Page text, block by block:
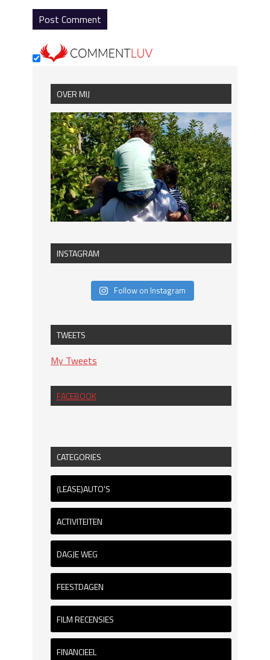
OVER MIJ
INSTAGRAM
Follow on Instagram
TWEETS
My Tweets
FACEBOOK
CATEGORIES
(LEASE)AUTO'S
ACTIVITEITEN
DAGJE WEG
FEESTDAGEN
FILM RECENSIES
FINANCIEEL